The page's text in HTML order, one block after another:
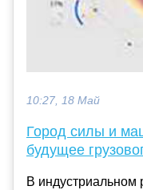
10:27, 18 Май
Город силы и
будущее
В индустриальном